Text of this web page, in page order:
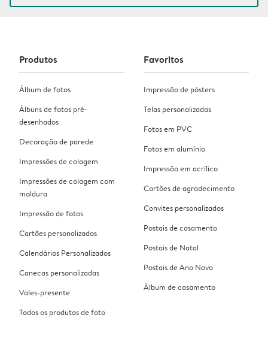
Produtos
Álbum de fotos
Álbuns de fotos pré-
desenhados
Decoração de parede
Impressões de colagem
Impressões de colagem com
moldura
Impressão de fotos
Cartões personalizados
Calendários Personalizados
Canecas personalizadas
Vales-presente
Todos os produtos de foto
Favoritos
Impressão de pósters
Telas personalizadas
Fotos em PVC
Fotos em alumínio
Impressão em acrílico
Cartões de agradecimento
Convites personalizados
Postais de casamento
Postais de Natal
Postais de Ano Novo
Álbum de casamento